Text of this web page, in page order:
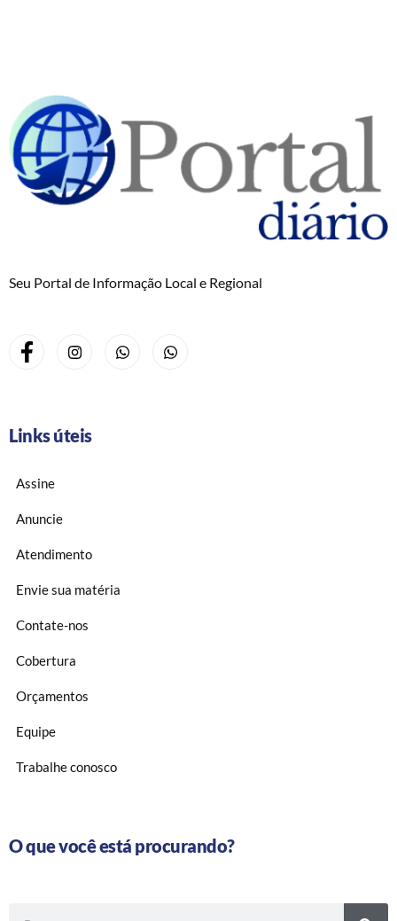
Seu Portal de Informação Local e Regional
Links úteis
Assine
Anuncie
Atendimento
Envie sua matéria
Contate-nos
Cobertura
Orçamentos
Equipe
Trabalhe conosco
O que você está procurando?